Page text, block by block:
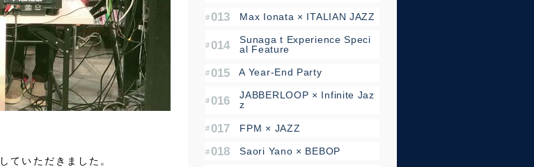
ていただきました。
13 - Max Ionata × ITALIAN JAZZ
14 - Sunaga t Experience Speci
al Feature
15 - A Year-End Party
16 - JABBERLOOP × Infinite Jaz
z
17 - FPM × JAZZ
18 - Saori Yano × BEBOP